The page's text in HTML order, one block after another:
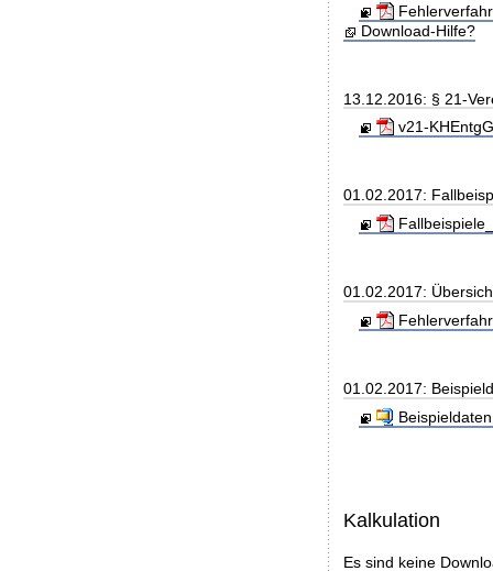
Download-Hilfe?
13.12.2016: § 21-
v21-
01.02.2017:
01.02.2017:
01.02.2017:
Kalkulation
Es sind keine